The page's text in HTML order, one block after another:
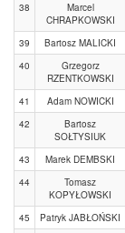
38
Marcel
CHRAPKOWSKI
39 Bartosz MALICKI
40
Grzegorz
RZENTKOWSKI
41 Adam NOWICKI
42
Bartosz
SOŁTYSIUK
43 Marek DEMBSKI
44
Tomasz
KOPYŁOWSKI
45 Patryk JABŁOŃSKI